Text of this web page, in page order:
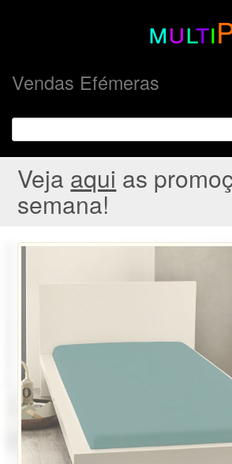
multi
Vendas Efémeras
Veja aqui as
semana!